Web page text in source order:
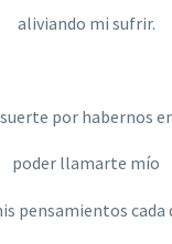
aliviando mi sufrir.
por habernos
poder llamarte mío
pensamientos cada